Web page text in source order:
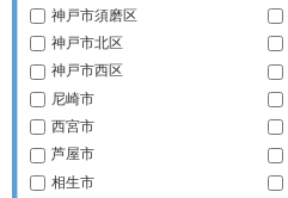
神戸市須磨区
神戸市北区
神戸市西区
尼崎市
西宮市
芦屋市
相生市